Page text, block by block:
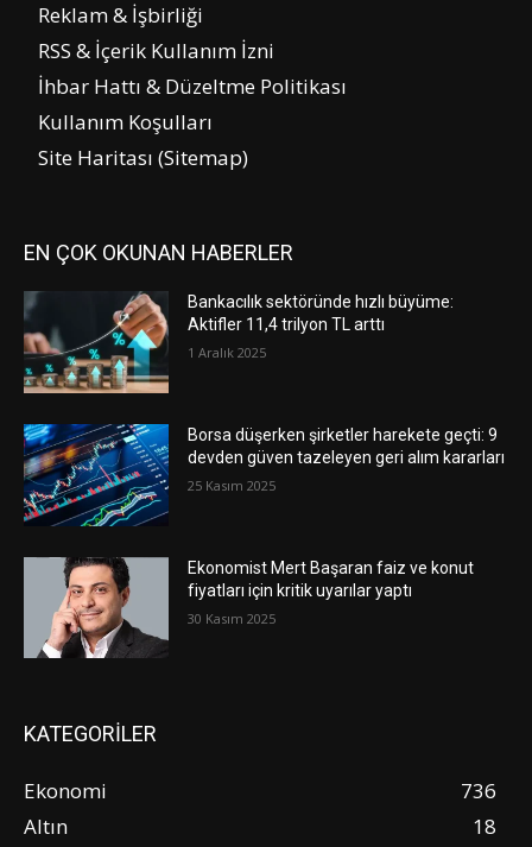
Reklam & İşbirliği
RSS & İçerik Kullanım İzni
İhbar Hattı & Düzeltme Politikası
Kullanım Koşulları
Site Haritası (Sitemap)
EN ÇOK OKUNAN HABERLER
Bankacılık sektöründe hızlı büyüme:
Aktifler 11,4 trilyon TL arttı
1 Aralık 2025
Borsa düşerken şirketler harekete geçti: 9
devden güven tazeleyen geri alım kararları
25 Kasım 2025
Ekonomist Mert Başaran faiz ve konut
fiyatları için kritik uyarılar yaptı
30 Kasım 2025
KATEGORİLER
Ekonomi
736
Altın
18